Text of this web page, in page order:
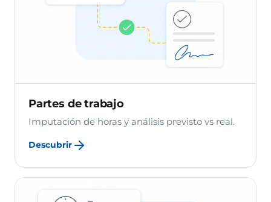
Partes de trabajo
Imputación de horas y análisis previsto vs real.
Descubrir